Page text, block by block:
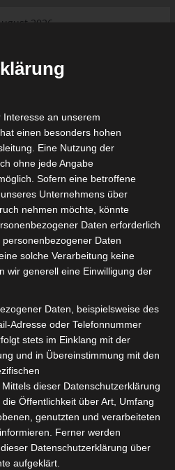
2026
am 22. und 23. August
an
Pro: Spielplan der ersten 15
der Saison 2026/2027
Pro Tunesien 2026/2027 –
am am 19./20.
2026
Sportgerichtshof
ab – AS Soliman
auf die Ligue 2 zu
Ligafußball
Ireland Limited, Gordon House, Barrow
Ihre Zustimmung. Es werden seitens
und gespeichert. Welche Daten genau
✓ Erlauben Datenschutzbedingungen
»Avenir Sportif de
Tunis (CA)
an unserem
einen besonders hohen
Eine Nutzung der
ohne jede Angabe
Sofern eine betroffene
Unternehmens über
nehmen möchte, könnte
Daten erforderlich
Daten
solche Verarbeitung keine
wir generell eine Einwilligung der
Daten, beispielsweise des
Adresse oder Telefonnummer
stets im Einklang mit der
und in Übereinstimmung mit den
dieser Datenschutzerklärung
Öffentlichkeit über Art, Umfang
genutzten und verarbeiteten
Ferner werden
Datenschutzerklärung über
aufgeklärt.